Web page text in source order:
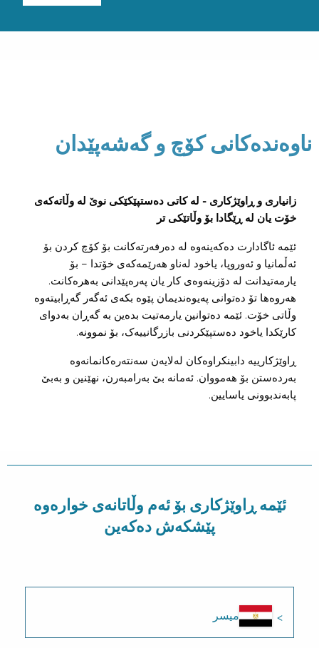
ناوەندەکانی کۆچ و گەشەپێدان
زانیاری و ڕاوێژکاری - لە کاتی دەستپێکێکی نوێ لە وڵاتەکەی
خۆت یان لە ڕێگادا بۆ وڵاتێکی تر
ئێمە ئاگادارت دەکەینەوە لە دەرفەرتەکانت بۆ کۆچ کردن بۆ
ئەڵمانیا و ئەوروپا، یاخود لەناو هەرێمەکەی خۆتدا – بۆ
یارمەتیدانت لە دۆزینەوەی کار یان پەرەپێدانی بەهرەکانت.
هەروەها تۆ دەتوانی پەیوەندیمان پێوە بکەی ئەگەر گەڕابیتەوە
وڵاتی خۆت. ئێمە دەتوانین یارمەتیت بدەین بە گەڕان بەدوای
کارێکدا یاخود دەستپێکردنی بازرگانییەک، بۆ نموونە.
ڕاوێژکارییە دابینکراوەکان لەلایەن سەنتەرەکانمانەوە
بەردەستن بۆ هەمووان. ئەمانە بێ بەرامبەرن، نهێنین و بەبێ
پابەندبوونی یاسایین.
ئێمە ڕاوێژکاری بۆ ئەم وڵاتانەی خوارەوە
پێشکەش دەکەین
میسر